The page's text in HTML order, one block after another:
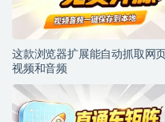
这款浏览器扩展能自动抓取网页
视频和音频